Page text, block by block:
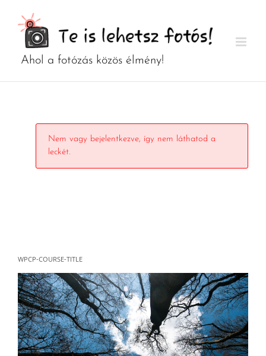
Nem vagy bejelentkezve, így nem láthatod a
leckét.
WPCP-COURSE-TITLE